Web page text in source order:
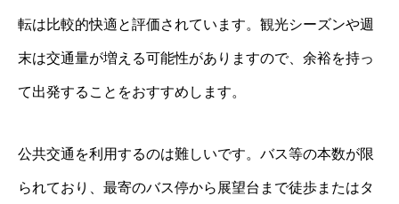
転は比較的快適と評価されています。観光シーズンや週
末は交通量が増える可能性がありますので、余裕を持っ
て出発することをおすすめします。
公共交通を利用するのは難しいです。バス等の本数が限
られており、最寄のバス停から展望台まで徒歩またはタ